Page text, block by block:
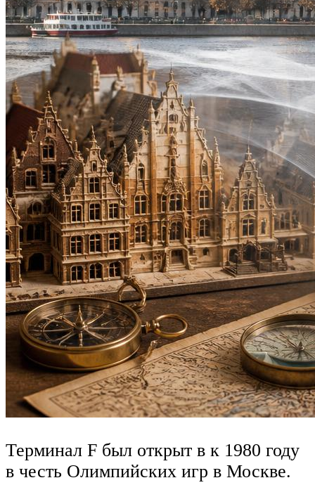
Терминал F был открыт в к 1980 году
в честь Олимпийских игр в Москве.